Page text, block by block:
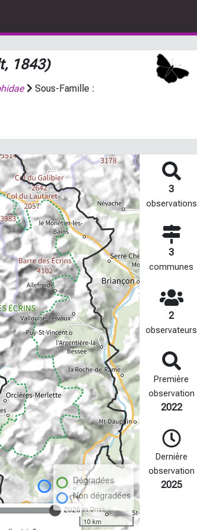
1843)
Sous-Famille :
2026
Dégradées
Non dégradées
10 km
3
observations
3
communes
2
observateurs
Première
observation
2022
Dernière
observation
2025